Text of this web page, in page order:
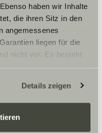
haben wir Inhalte
die ihren Sitz in den
angemessenes
liegen für die
nicht vor. Es besteht
können Daten für
anderen Daten
finden Sie hier:
Details zeigen
en
choix.